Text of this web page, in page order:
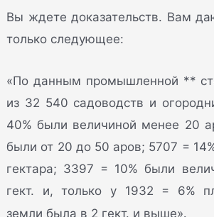
Вы ждете доказательств. Вам
только следующее:
«По данным промышленной **
из 32 540 садоводств и
40% были величиной менее 20
были от 20 до 50 аров; 5707 =
гектара; 3397 = 10% были
гект. и, только у 1932 = 6%
земли была в 2 гект. и выше».